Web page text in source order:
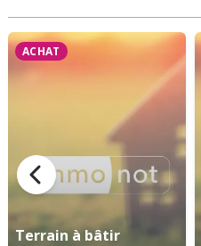
ACHAT
Terrain à bâtir